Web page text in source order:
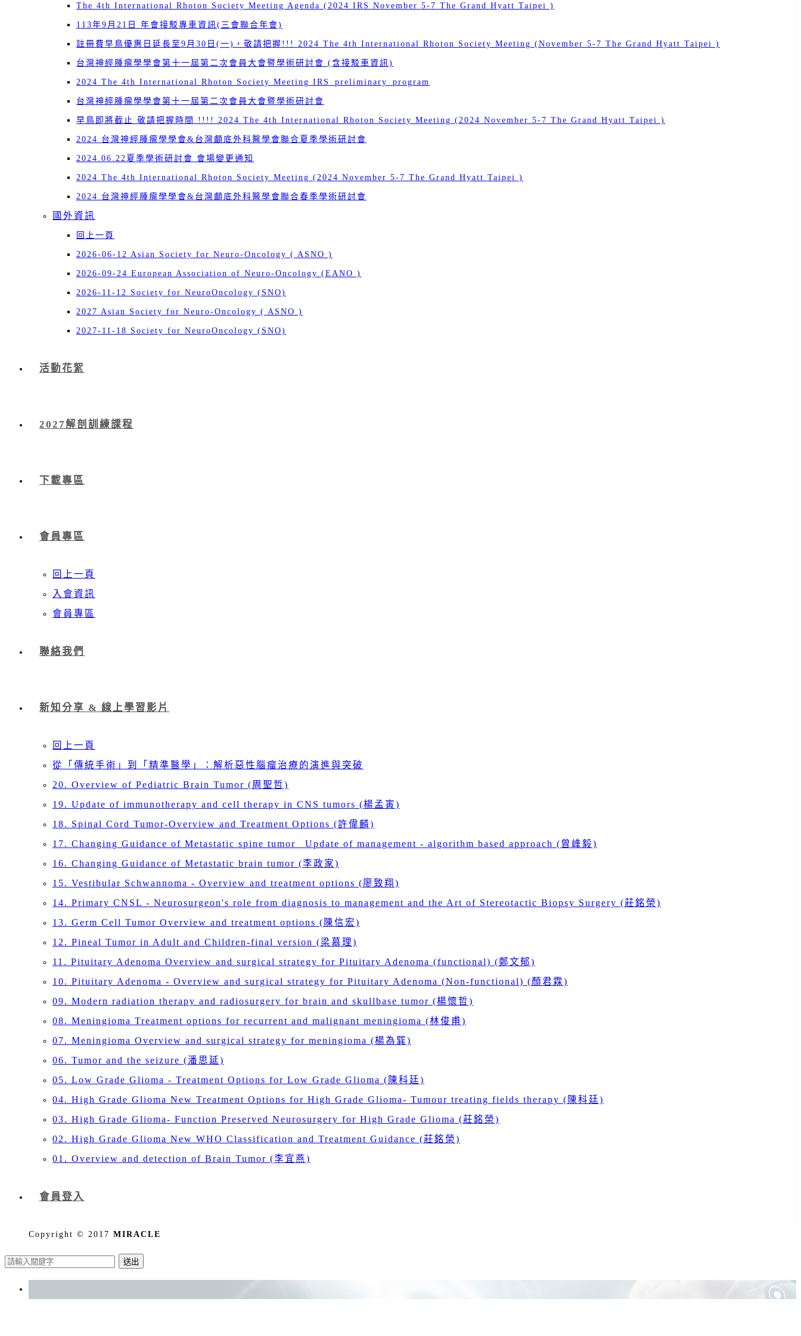
The 4th International Rhoton Society Meeting Agenda (2024 IRS November 5-7 The Grand Hyatt Taipei )
113年9月21日 年會接駁專車資訊(三會聯合年會)
註冊費早鳥優惠日延長至9月30日(一)，敬請把握!!! 2024 The 4th International Rhoton Society Meeting (November 5-7 The Grand Hyatt Taipei )
台灣神經腫瘤學學會第十一屆第二次會員大會暨學術研討會 (含接駁車資訊)
2024 The 4th International Rhoton Society Meeting IRS_preliminary_program
台灣神經腫瘤學學會第十一屆第二次會員大會暨學術研討會
早鳥即將截止 敬請把握時間 !!!! 2024 The 4th International Rhoton Society Meeting (2024 November 5-7 The Grand Hyatt Taipei )
2024 台灣神經腫瘤學學會&台灣顱底外科醫學會聯合夏季學術研討會
2024.06.22夏季學術研討會 會場變更通知
2024 The 4th International Rhoton Society Meeting (2024 November 5-7 The Grand Hyatt Taipei )
2024 台灣神經腫瘤學學會&台灣顱底外科醫學會聯合春季學術研討會
國外資訊
回上一頁
2026-06-12 Asian Society for Neuro-Oncology ( ASNO )
2026-09-24 European Association of Neuro-Oncology (EANO )
2026-11-12 Society for NeuroOncology (SNO)
2027 Asian Society for Neuro-Oncology ( ASNO )
2027-11-18 Society for NeuroOncology (SNO)
活動花絮
2027解剖訓練課程
下載專區
會員專區
回上一頁
入會資訊
會員專區
聯絡我們
新知分享 & 線上學習影片
回上一頁
從「傳統手術」到「精準醫學」：解析惡性腦瘤治療的演進與突破
20. Overview of Pediatric Brain Tumor (周聖哲)
19. Update of immunotherapy and cell therapy in CNS tumors (楊孟寅)
18. Spinal Cord Tumor-Overview and Treatment Options (許偉麟)
17. Changing Guidance of Metastatic spine tumor _Update of management - algorithm based approach (曾峰毅)
16. Changing Guidance of Metastatic brain tumor (李政家)
15. Vestibular Schwannoma - Overview and treatment options (廖致翔)
14. Primary CNSL - Neurosurgeon's role from diagnosis to management and the Art of Stereotactic Biopsy Surgery (莊銘榮)
13. Germ Cell Tumor Overview and treatment options (陳信宏)
12. Pineal Tumor in Adult and Children-final version (梁慕理)
11. Pituitary Adenoma Overview and surgical strategy for Pituitary Adenoma (functional) (鄭文郁)
10. Pituitary Adenoma - Overview and surgical strategy for Pituitary Adenoma (Non-functional) (顏君霖)
09. Modern radiation therapy and radiosurgery for brain and skullbase tumor (楊懷哲)
08. Meningioma Treatment options for recurrent and malignant meningioma (林俊甫)
07. Meningioma Overview and surgical strategy for meningioma (楊為巽)
06. Tumor and the seizure (潘思延)
05. Low Grade Glioma - Treatment Options for Low Grade Glioma (陳科廷)
04. High Grade Glioma New Treatment Options for High Grade Glioma- Tumour treating fields therapy (陳科廷)
03. High Grade Glioma- Function Preserved Neurosurgery for High Grade Glioma (莊銘榮)
02. High Grade Glioma New WHO Classification and Treatment Guidance (莊銘榮)
01. Overview and detection of Brain Tumor (李宜燕)
會員登入
Copyright © 2017 MIRACLE
送出